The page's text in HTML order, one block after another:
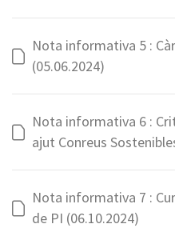
Nota informativa 5 :
(05.06.2024)
Nota informativa 6 :
ajut Conreus
Nota informativa 7 :
de PI (06.10.2024)